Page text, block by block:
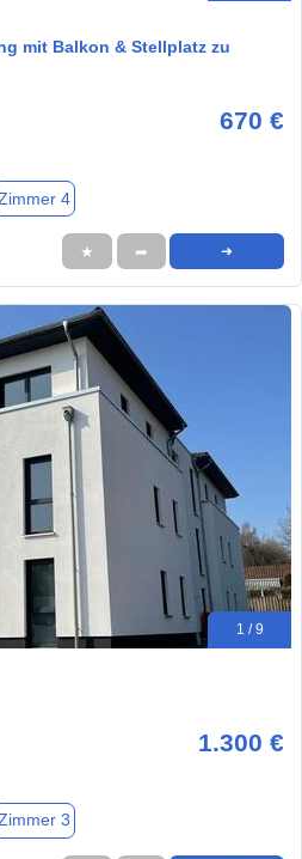
mit Balkon & Stellplatz zu
670 €
4
★ ➦ ➜
1 / 9
1.300 €
3